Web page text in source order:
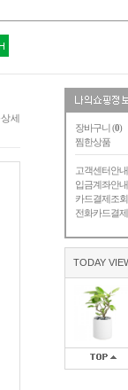
장바구니 (0)
찜한상품
고객센터안내
입금계좌안내
카드결제조회
전화카드결제
TODAY
세